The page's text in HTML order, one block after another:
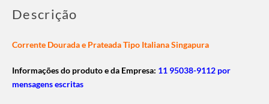
Descrição
Corrente Dourada e Prateada Tipo Italiana Singapura
Informações do produto e da Empresa: 11 95038-9112 por
mensagens escritas